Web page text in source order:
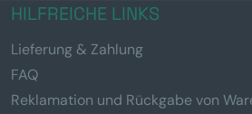
HILFREICHE LINKS
Lieferung & Zahlung
FAQ
Reklamation und Rückgabe von